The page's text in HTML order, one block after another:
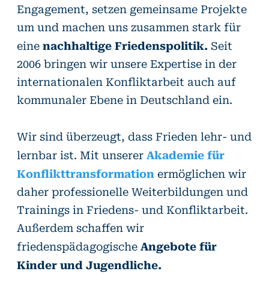
Engagement, setzen gemeinsame Projekte
um und machen uns zusammen stark für
einenachhaltige Friedenspolitik. Seit
2006 bringen wir unsere Expertise in der
internationalen Konfliktarbeit auch auf
kommunaler Ebene in Deutschland ein.
Wir sind überzeugt, dass Frieden lehr- und
lernbar ist. Mit unsererAkademie für
Konflikttransformationermöglichen wir
daher professionelle Weiterbildungen und
Trainings in Friedens- und Konfliktarbeit.
Außerdem schaffen wir
friedenspädagogischeAngebote für
Kinder und Jugendliche.